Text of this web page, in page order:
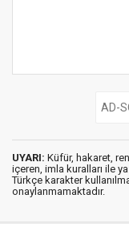
UYARI: Küfür, hakaret,
içeren, imla kuralları ile
Türkçe karakter
onaylanmamaktadır.